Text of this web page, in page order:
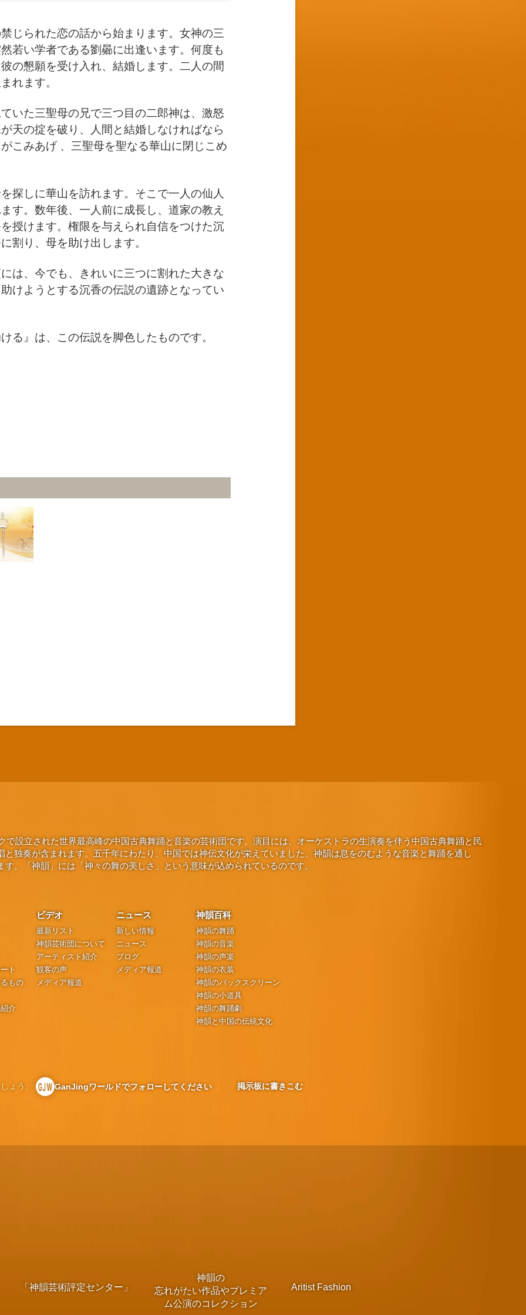
じられた恋の話から始まります。女神の三
若い学者である劉曏に出逢います。何度も
の懇願を受け入れ、結婚します。二人の間
れます。
いた三聖母の兄で三つ目の二郎神は、激怒
天の掟を破り、人間と結婚しなければなら
こみあげ 、三聖母を聖なる華山に閉じこめ
探しに華山を訪れます。そこで一人の仙人
す。数年後、一人前に成長し、道家の教え
授けます。権限を与えられ自信をつけた沉
割り、母を助け出します。
は、今でも、きれいに三つに割れた大きな
けようとする沉香の伝説の遺跡となってい
る』は、この伝説を脚色したものです。
で設立された世界最高峰の中国古典舞踊と音楽の芸術団です。演目には、オーケストラの生演奏を伴う中国古典舞踊と民
独奏が含まれます。五千年にわたり、中国では神伝文化が栄えていました。神韻は息をのむような音楽と舞踊を通し
。「神韻」には「神々の舞の美しさ」という意味が込められているのです。
ト
もの
介
ビデオ
最新リスト
神韻芸術団について
アーティスト紹介
観客の声
メディア報道
ニュース
新しい情報
ニュース
ブログ
メディア報道
神韻百科
神韻の舞踊
神韻の音楽
神韻の声楽
神韻の衣装
神韻のバックスクリーン
神韻の小道具
神韻の舞踊劇
神韻と中国の伝統文化
ょう: GanJingワールドでフォローしてください 掲示板に書きこむ
「神韻芸術評定センター」
神韻の
忘れがたい作品やプレミア
ム公演のコレクション
Aritist Fashion